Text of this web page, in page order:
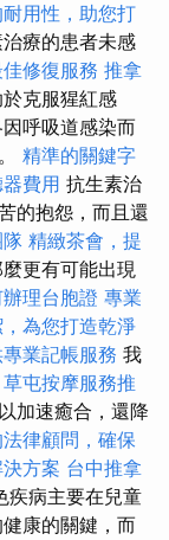
用性，助您打
療的患者未感
修復服務 推拿
克服猩紅感
呼吸道感染而
精準的關鍵字
費用 抗生素治
的抱怨，而且還
精緻茶會，提
更有可能出現
理台胞證 專業
為您打造乾淨
業記帳服務 我
草屯按摩服務推
加速癒合，還降
律顧問，確保
方案 台中推拿
疾病主要在兒童
康的關鍵，而